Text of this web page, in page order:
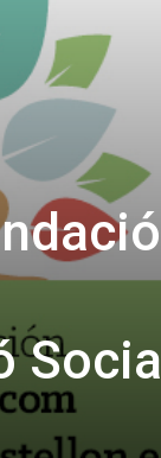
Social